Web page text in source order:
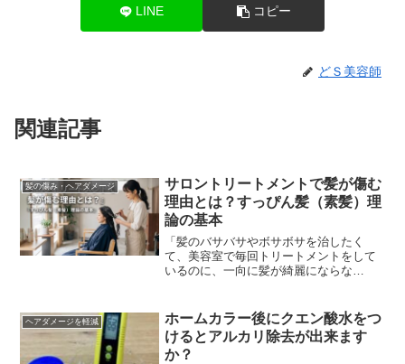
LINE コピー
どＳ美容師
関連記事
髪の傷み・ヘアダメージ
サロントリートメントで髪が傷む
理由とは？すっぴん髪（素髪）理
論の基本
「髪のバサバサやボサボサを治したく
て、美容室で毎回トリートメントをして
いるのに、一向に髪が綺麗にならな
うサロントリートメントが、逆...
ヘアダメージを軽減
ホームカラー後にクエン酸水をつ
けるとアルカリ除去が出来ます
か？